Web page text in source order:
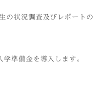
の状況調査及びレポートの
準備金を導入します。